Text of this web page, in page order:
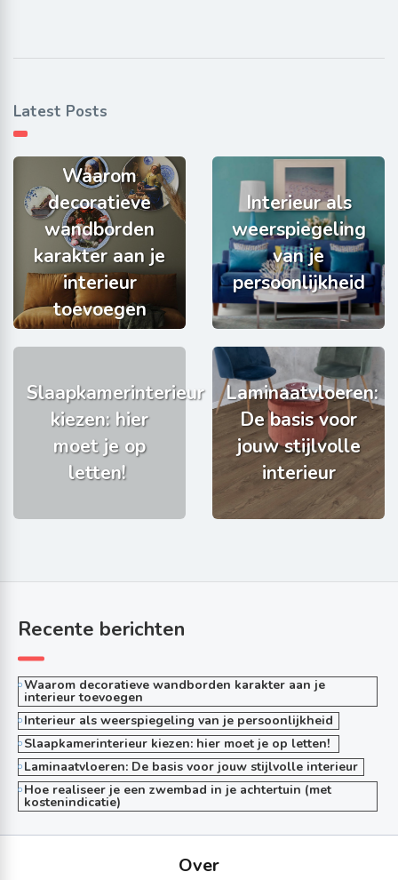
Latest Posts
Waarom
decoratieve
wandborden
karakter aan je
interieur
toevoegen
Interieur als
weerspiegeling
van je
persoonlijkheid
Slaapkamerinterieur
kiezen: hier
moet je op
letten!
Laminaatvloeren:
De basis voor
jouw stijlvolle
interieur
Recente berichten
Waarom decoratieve wandborden karakter aan je
interieur toevoegen
Interieur als weerspiegeling van je persoonlijkheid
Slaapkamerinterieur kiezen: hier moet je op letten!
Laminaatvloeren: De basis voor jouw stijlvolle interieur
Hoe realiseer je een zwembad in je achtertuin (met
kostenindicatie)
Over